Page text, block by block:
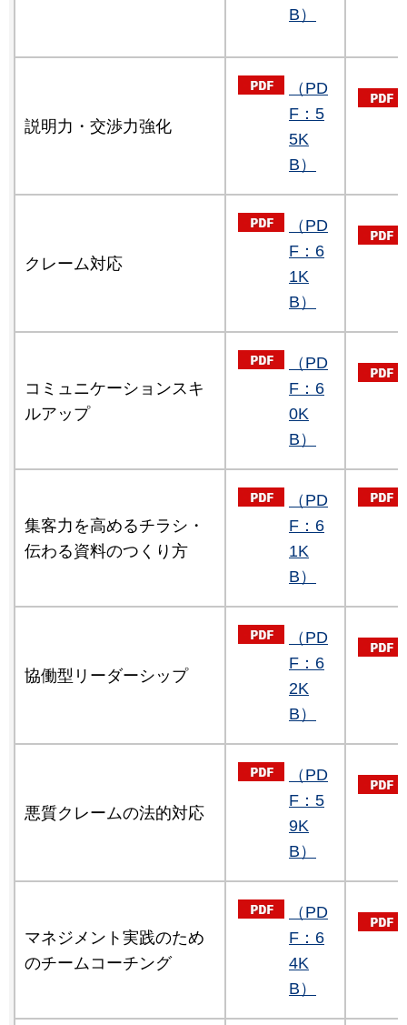
B）
説明力・交渉力強化
（PD
F：5
5K
B）
クレーム対応
（PD
F：6
1K
B）
コミュニケーションスキ
ルアップ
（PD
F：6
0K
B）
集客力を高めるチラシ・
伝わる資料のつくり方
（PD
F：6
1K
B）
協働型リーダーシップ
（PD
F：6
2K
B）
悪質クレームの法的対応
（PD
F：5
9K
B）
マネジメント実践のため
のチームコーチング
（PD
F：6
4K
B）